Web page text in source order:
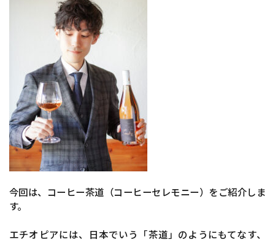
今回は、コーヒー茶道（コーヒーセレモニー）をご紹介しま
す。
エチオピアには、日本でいう「茶道」のようにもてなす、